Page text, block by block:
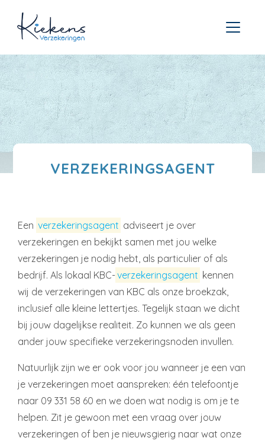
VERZEKERINGSAGENT
Een verzekeringsagent adviseert je over
verzekeringen en bekijkt samen met jou welke
verzekeringen je nodig hebt, als particulier of als
bedrijf. Als lokaal KBC-verzekeringsagent kennen
wij de verzekeringen van KBC als onze broekzak,
inclusief alle kleine lettertjes. Tegelijk staan we dicht
bij jouw dagelijkse realiteit. Zo kunnen we als geen
ander jouw specifieke verzekeringsnoden invullen.
Natuurlijk zijn we er ook voor jou wanneer je een van
je verzekeringen moet aanspreken: één telefoontje
naar 09 331 58 60 en we doen wat nodig is om je te
helpen. Zit je gewoon met een vraag over jouw
verzekeringen of ben je nieuwsgierig naar wat onze